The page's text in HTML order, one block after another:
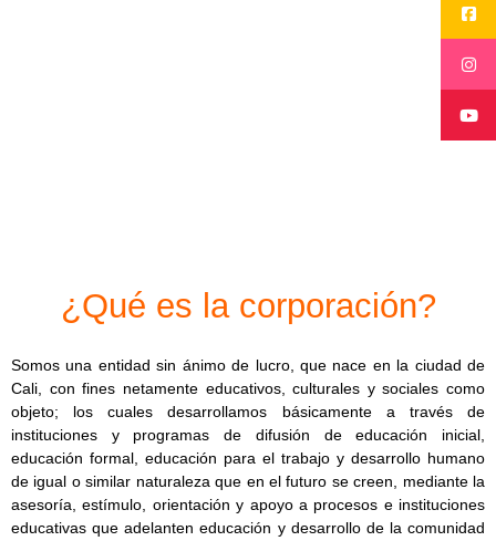
¿Qué es la corporación?
Somos una entidad sin ánimo de lucro, que nace en la ciudad de
Cali, con fines netamente educativos, culturales y sociales como
objeto; los cuales desarrollamos básicamente a través de
instituciones y programas de difusión de educación inicial,
educación formal, educación para el trabajo y desarrollo humano
de igual o similar naturaleza que en el futuro se creen, mediante la
asesoría, estímulo, orientación y apoyo a procesos e instituciones
educativas que adelanten educación y desarrollo de la comunidad